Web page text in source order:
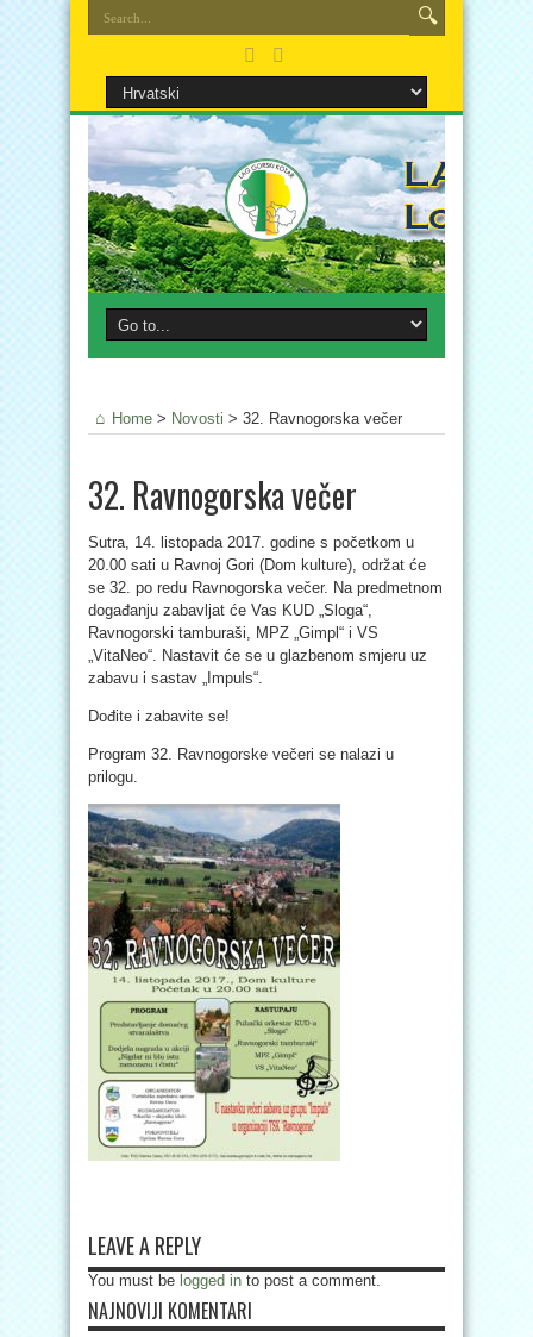
Home > Novosti > 32. Ravnogorska večer
32. Ravnogorska večer
Sutra, 14. listopada 2017. godine s početkom u
20.00 sati u Ravnoj Gori (Dom kulture), održat će
se 32. po redu Ravnogorska večer. Na predmetnom
događanju zabavljat će Vas KUD „Sloga“,
Ravnogorski tamburaši, MPZ „Gimpl“ i VS
„VitaNeo“. Nastavit će se u glazbenom smjeru uz
zabavu i sastav „Impuls“.
Dođite i zabavite se!
Program 32. Ravnogorske večeri se nalazi u
prilogu.
LEAVE A REPLY
You must be logged in to post a comment.
NAJNOVIJI KOMENTARI